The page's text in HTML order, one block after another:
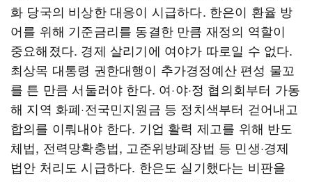
화 당국의 비상한 대응이 시급하다. 한은이 환율 방
어를 위해 기준금리를 동결한 만큼 재정의 역할이
중요해졌다. 경제 살리기에 여야가 따로일 수 없다.
최상목 대통령 권한대행이 추가경정예산 편성 물꼬
를 튼 만큼 서둘러야 한다. 여·야·정 협의회부터 가동
해 지역 화폐·전국민지원금 등 정치색부터 걷어내고
합의를 이뤄내야 한다. 기업 활력 제고를 위해 반도
체법, 전력망확충법, 고준위방폐장법 등 민생·경제
법안 처리도 시급하다. 한은도 실기했다는 비판을